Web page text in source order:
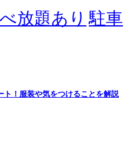
放題あり 駐車
ト！服装や気をつけることを解説